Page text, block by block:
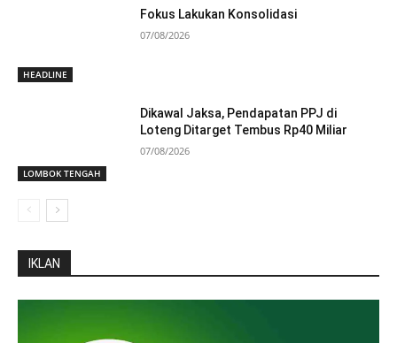
HEADLINE
Fokus Lakukan Konsolidasi
07/08/2026
LOMBOK TENGAH
Dikawal Jaksa, Pendapatan PPJ di
Loteng Ditarget Tembus Rp40 Miliar
07/08/2026
IKLAN